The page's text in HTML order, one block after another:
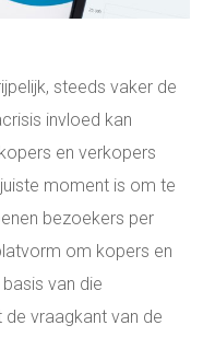
steeds vaker de
invloed kan
en verkopers
moment is om te
bezoekers per
om kopers en
van die
vraagkant van de